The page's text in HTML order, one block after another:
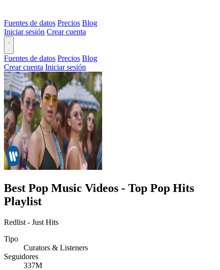
Fuentes de datos Precios Blog
Iniciar sesión Crear cuenta
Fuentes de datos Precios Blog
Crear cuenta Iniciar sesión
Best Pop Music Videos - Top Pop Hits
Playlist
Redlist - Just Hits
Tipo
Curators & Listeners
Seguidores
337M